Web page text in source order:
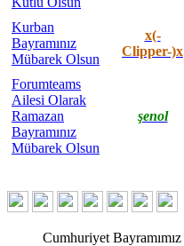
Kurban
Bayramınız
Mübarek Olsun
x(-
Clipper-)x
Forumteams
Ailesi Olarak
Ramazan
Bayramınız
Mübarek Olsun
şenol
Cumhuriyet